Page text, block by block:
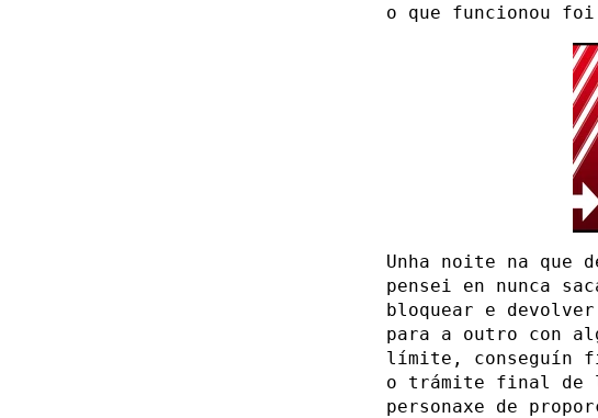
o que funcionou foi
Unha noite na que
pensei en nunca
bloquear e
para a outro con
límite, conseguín
o trámite final de
personaxe de